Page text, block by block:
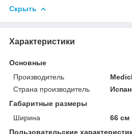
Скрыть
Характеристики
Основные
Производитель
Страна производитель
Габаритные размеры
Ширина
66 см
Пользовательские